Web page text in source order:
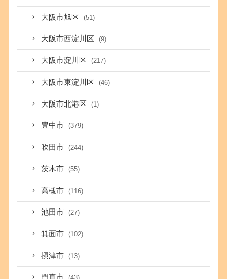
大阪市旭区 (51)
大阪市西淀川区 (9)
大阪市淀川区 (217)
大阪市東淀川区 (46)
大阪市北港区 (1)
豊中市 (379)
吹田市 (244)
茨木市 (55)
高槻市 (116)
池田市 (27)
箕面市 (102)
摂津市 (13)
門真市